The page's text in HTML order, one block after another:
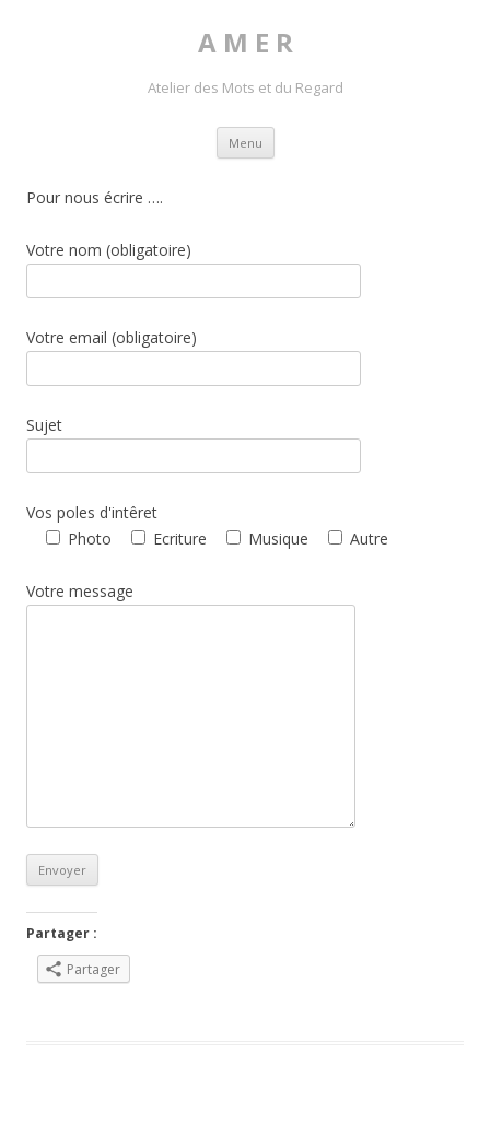
A M E R
Atelier des Mots et du Regard
Menu Skip to content
Pour nous écrire ….
Votre nom (obligatoire)
Votre email (obligatoire)
Sujet
Vos poles d'intêret
Photo
Ecriture Musique Autre
Votre message
Partager :
Partager